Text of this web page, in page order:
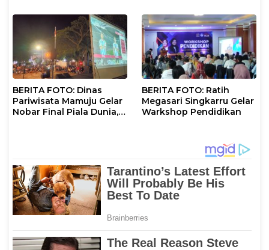
BERITA FOTO: Dinas
Pariwisata Mamuju Gelar
Nobar Final Piala Dunia,
BERITA FOTO: Ratih
Megasari Singkarru Gelar
Warkshop Pendidikan